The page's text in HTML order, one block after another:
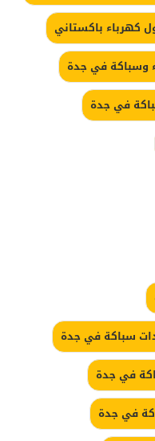
كهرباء باكستاني
وسباكة في جدة
في جدة
سباكة في جدة
في جدة
في جدة